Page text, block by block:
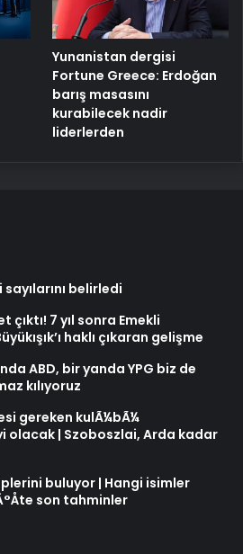
Yunanistan dergisi
Fortune Greece: Erdoğan
barış masasını
kurabilecek nadir
liderlerden
belirledi
7 yıl sonra Emekli
haklı çıkaran gelişme
ABD, bir yanda YPG biz de
kılıyoruz
gereken kulÃ¼bÃ¼
olacak | Szoboszlai, Arda kadar
buluyor | Hangi isimler
son tahminler